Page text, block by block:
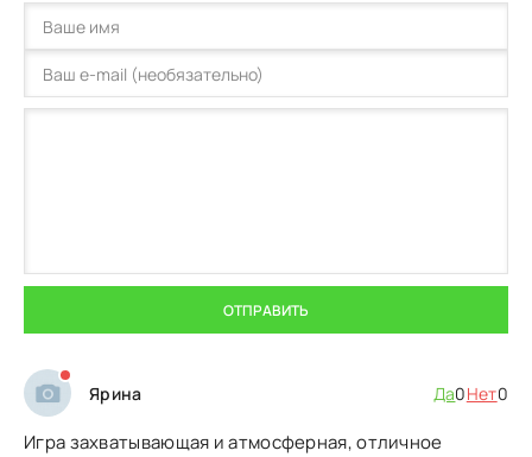
ОТПРАВИТЬ
Ярина Да0Нет0
Игра захватывающая и атмосферная, отличное